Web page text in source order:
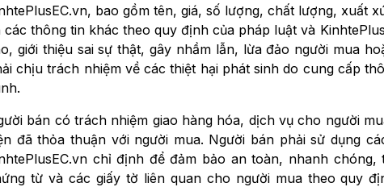
bao gồm tên, giá, số lượng, chất lượng, xuất
các thông tin khác theo quy định của pháp luật và
giới thiệu sai sự thật, gây nhầm lẫn, lừa đảo người mua
chịu trách nhiệm về các thiệt hại phát sinh do cung cấp
bán có trách nhiệm giao hàng hóa, dịch vụ cho người
đã thỏa thuận với người mua. Người bán phải sử dụng
chỉ định để đảm bảo an toàn, nhanh
từ và các giấy tờ liên quan cho người mua theo quy